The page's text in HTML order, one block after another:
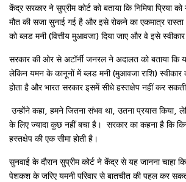
केंद्र सरकार ने सुप्रीम कोर्ट को बताया कि निमिषा
मौत की सजा सुनाई गई है और इसे रोकने का एकमात्र
को ब्लड मनी (वित्तीय मुआवजा) दिया जाए और वे इसे
सरकार की ओर से अटॉर्नी जनरल ने अदालत को बताया कि यह
लेकिन यमन के कानूनों में ब्लड मनी (मुआवजा राशि) स्वीकार
होता है और भारत सरकार इसमें सीधे हस्तक्षेप नहीं कर
उन्होंने कहा, हमने जितना संभव था, उतना प्रयास किया,
के लिए ज्यादा कुछ नहीं बचा है। सरकार का कहना है कि
हस्तक्षेप की एक सीमा होती है।
सुनवाई के दौरान सुप्रीम कोर्ट ने केंद्र से यह जानना चाहा
पेशकश के जरिए यमनी परिवार से बातचीत की पहल कर